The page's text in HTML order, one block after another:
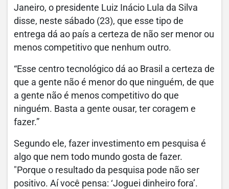
Janeiro, o presidente Luiz Inácio Lula da Silva
disse, neste sábado (23), que esse tipo de
entrega dá ao país a certeza de não ser menor ou
menos competitivo que nenhum outro.
“Esse centro tecnológico dá ao Brasil a certeza de
que a gente não é menor do que ninguém, de que
a gente não é menos competitivo do que
ninguém. Basta a gente ousar, ter coragem e
fazer.”
Segundo ele, fazer investimento em pesquisa é
algo que nem todo mundo gosta de fazer.
"Porque o resultado da pesquisa pode não ser
positivo. Aí você pensa: ‘Joguei dinheiro fora’.